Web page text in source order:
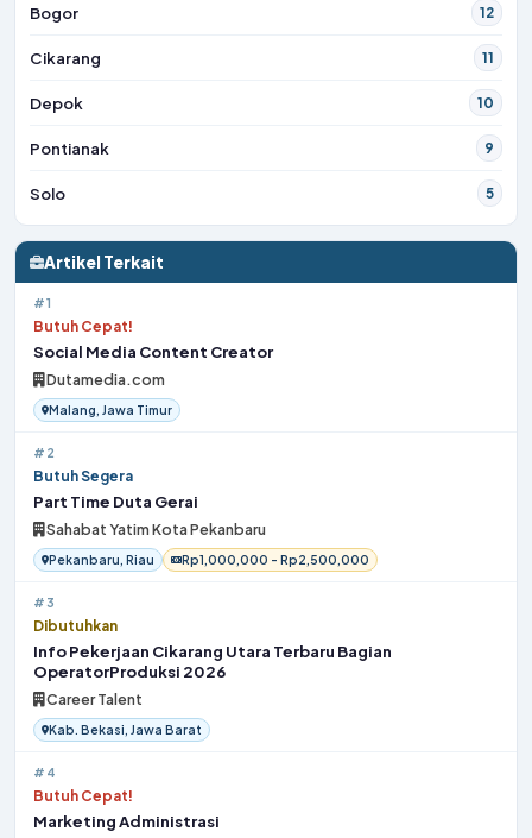
Bogor 12
Cikarang 11
Depok 10
Pontianak 9
Solo 5
Artikel Terkait
#1
Butuh Cepat!
Social Media Content Creator
Dutamedia.com
Malang, Jawa Timur
#2
Butuh Segera
Part Time Duta Gerai
Sahabat Yatim Kota Pekanbaru
Pekanbaru, Riau Rp1,000,000 - Rp2,500,000
#3
Dibutuhkan
Info Pekerjaan Cikarang Utara Terbaru Bagian
OperatorProduksi 2026
Career Talent
Kab. Bekasi, Jawa Barat
#4
Butuh Cepat!
Marketing Administrasi